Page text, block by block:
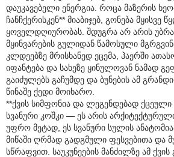
დაუკავებელი ენერგია. როცა მაზერის
ჩანჩქერისკენ** მიაბიჯებ, გონება მყისვე
ყოველდღიურობას. შდუგრა არ არის
მყინვარების გულიდან წამოსული
კლდეებზე მრისხანედ ეცემა, ჰაერში
იფანტება და სახეზე ყინულოვან ნამად
გაიძულებს გაჩუმდე და ბუნების ამ
წინაშე ქედი მოიხარო.
**ქვის სიმფონია და ლეგენდებად ქცეული
სვანური კოშკი — ეს არის
უფრო მეტად, ეს სვანური სულის
მიწაში ღრმად გადგმული ფესვებითა და
სწრაფვით. საუკუნეების მანძილზე ამ ქვის